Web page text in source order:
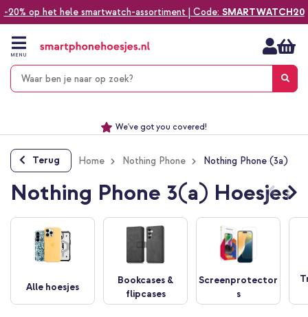
-20% op het hele smartwatch-assortiment | Code: SMARTWATCH20
naar
inhoud
MENU
Alles voor jouw telefoon, tablet, smartwatch of laptop
We've got you covered!
Terug Home Nothing Phone Nothing Phone (3a)
Nothing Phone 3(a) Hoesjes
Alle hoesjes
Bookcases &
flipcases
Screenprotector
s